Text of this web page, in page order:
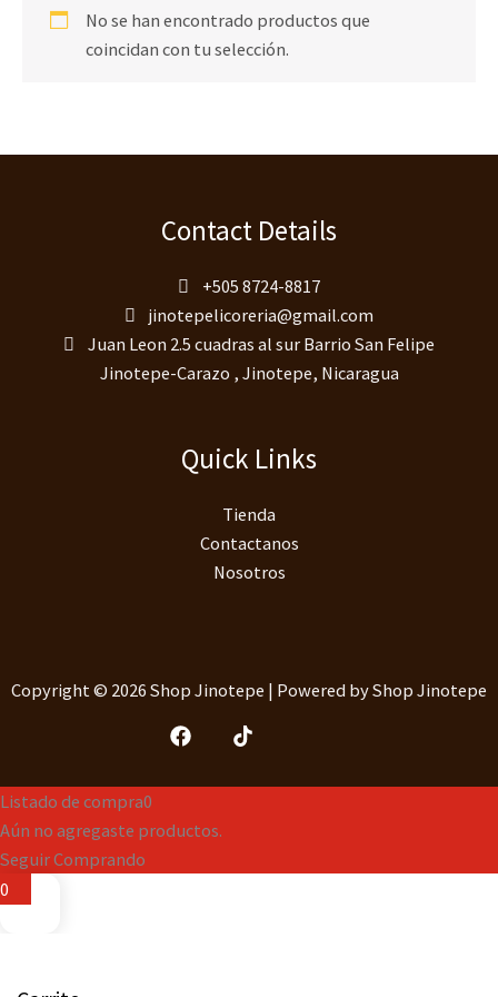
No se han encontrado productos que
coincidan con tu selección.
Contact Details
+505 8724-8817
jinotepelicoreria@gmail.com
Juan Leon 2.5 cuadras al sur Barrio San Felipe
Jinotepe-Carazo , Jinotepe, Nicaragua
Quick Links
Tienda
Contactanos
Nosotros
Copyright © 2026 Shop Jinotepe | Powered by Shop Jinotepe
Listado de compra0
Aún no agregaste productos.
Seguir Comprando
0